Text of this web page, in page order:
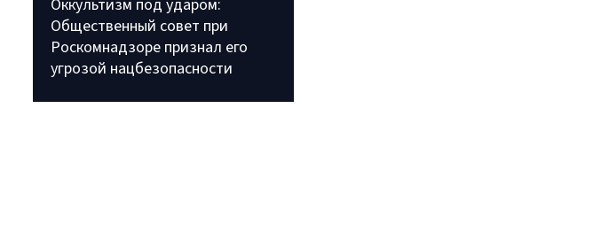
Оккультизм под ударом:
Общественный совет при
Роскомнадзоре признал его
угрозой нацбезопасности